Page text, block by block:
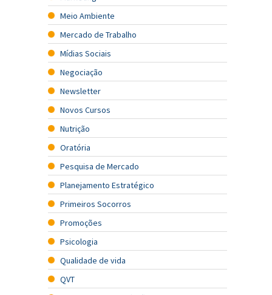
Meio Ambiente
Mercado de Trabalho
Mídias Sociais
Negociação
Newsletter
Novos Cursos
Nutrição
Oratória
Pesquisa de Mercado
Planejamento Estratégico
Primeiros Socorros
Promoções
Psicologia
Qualidade de vida
QVT